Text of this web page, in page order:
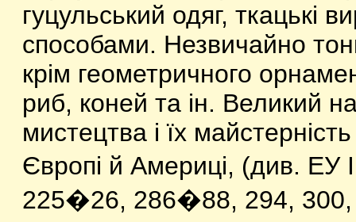
гуцульський одяг, ткацькі
способами. Незвичайно
крім геометричного
риб, коней та ін. Великий
мистецтва і їх
Європі й Америці, (див. ЕУ
225�26, 286�88, 294,